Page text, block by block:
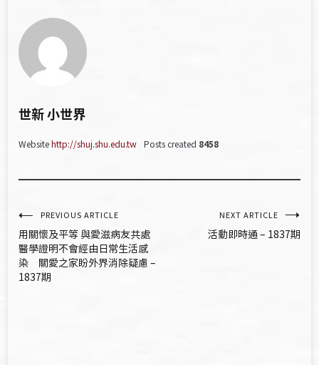
世新 小世界
Websitehttp://shuj.shu.edu.tw Posts created 8458
文
章
導
PREVIOUS ARTICLE
用關懷及平等 與愛滋病友共處
醫學證明不會經由日常生活感
染 關愛之家盼外界消除疑慮 –
1837期
NEXT ARTICLE
活動即時通 – 1837期